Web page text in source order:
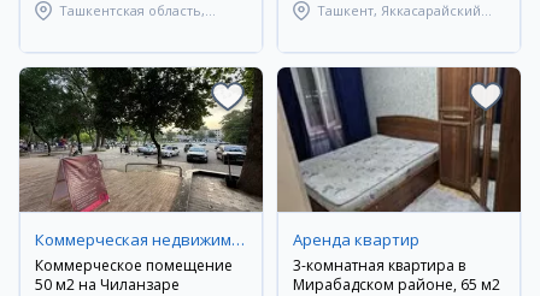
Ташкентская область,
Ташкент, Яккасарайский
Коммерческая недвижимость
Коммерческое помещение
50 м2 на Чиланзаре
Аренда квартир
3-комнатная квартира в
Мирабадском районе, 65 м2